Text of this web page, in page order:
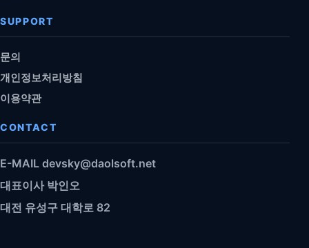
SUPPORT
문의
개인정보처리방침
이용약관
CONTACT
E-MAIL devsky@daolsoft.net
대표이사 박인오
대전 유성구 대학로 82